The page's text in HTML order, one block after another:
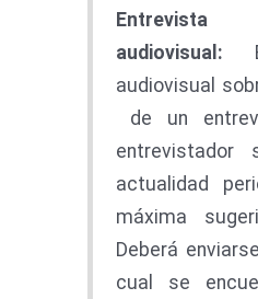
Entrevista
audiovisual:
audiovisual
de un
entrevistador
actualidad
máxima
Deberá
cual se